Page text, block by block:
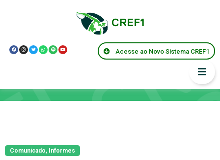
Acesse ao Novo Sistema CREF1
Comunicado, Informes